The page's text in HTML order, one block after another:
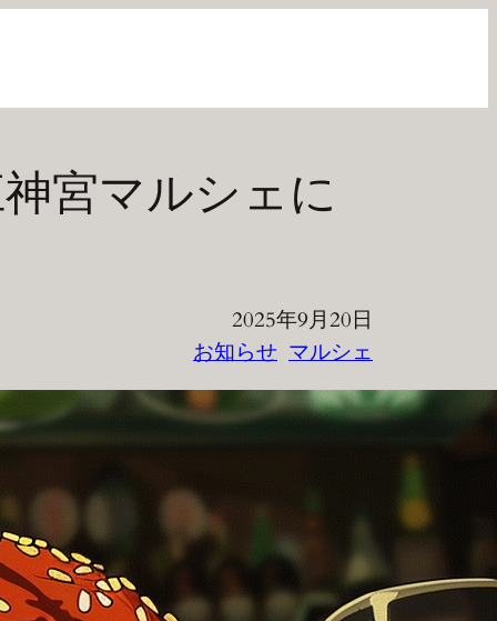
宮マルシェに
2025年9月20日
お知らせ マルシェ